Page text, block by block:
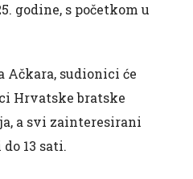
godine, s početkom u
Ačkara, sudionici će
Hrvatske bratske
a svi zainteresirani
13 sati.